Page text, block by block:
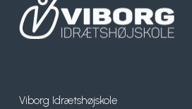
Viborg Idrætshøjskole